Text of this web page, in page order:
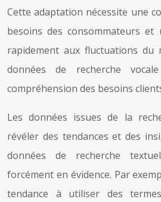
Cette adaptation nécessite une
besoins des consommateurs
rapidement aux fluctuations du
données de recherche
compréhension des besoins
Les données issues de la
révéler des tendances et des
données de recherche
forcément en évidence. Par
tendance à utiliser des